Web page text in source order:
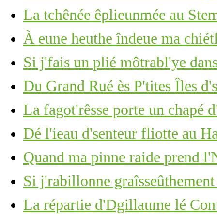
La tchênée êplieunmée au
À eune heuthe îndeue ma
Si j'fais un plié môtrabl'ye
Du Grand Rué ès P'tites Îles
La fagot'rêsse porte un chapé
Dé l'ieau d'senteur fliotte au
Quand ma pinne raide prend
Si j'rabillonne
La répartie d'Dgillaume lé